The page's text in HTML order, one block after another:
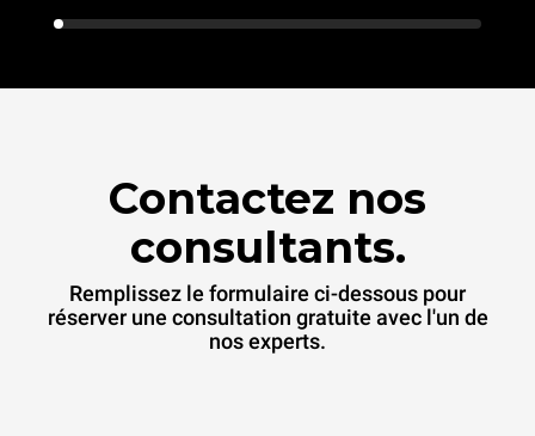
Contactez nos
consultants.
Remplissez le formulaire ci-dessous pour
réserver une consultation gratuite avec l'un de
nos experts.